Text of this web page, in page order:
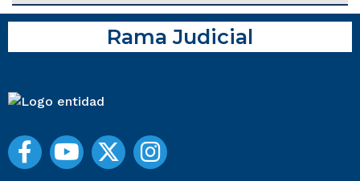
Rama Judicial